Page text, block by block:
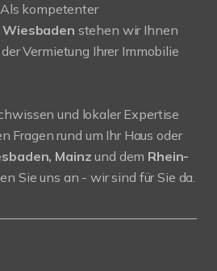
kompetenter
Wiesbaden stehen wir Ihnen
Vermietung Ihrer Immobilie
und lokaler Expertise
Fragen rund um Ihr Haus oder
Mainzund dem Rhein-
Sie uns an - wir sind für Sie da.